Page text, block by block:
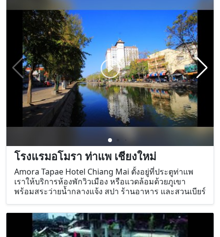
โรงแรมอโมรา ท่าแพ เชียงใหม่
Amora Tapae Hotel Chiang Mai ตั้งอยู่ที่ประตูท่าแพ
เราให้บริการห้องพักวิวเมือง หรือแวดล้อมด้วยภูเขา
พร้อมสระว่ายน้ำกลางแจ้ง สปา ร้านอาหาร และสวนเบียร์